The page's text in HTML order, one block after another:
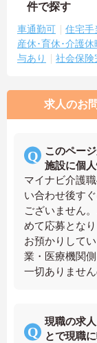
件で探す
車通勤可 住宅手
産休･育休･介護
与あり
社会保険
求人のお
このペー
施設に個
マイナビ介護
い合わせ後す
ございません
めて応募となり
お預かりして
業・医療機関
一切ありませ
現職の求
とで現職